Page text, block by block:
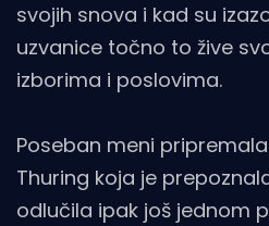
svojih snova i kad su
uzvanice točno to žive
izborima i poslovima.
Poseban meni
Thuring koja je
odlučila ipak još jednom